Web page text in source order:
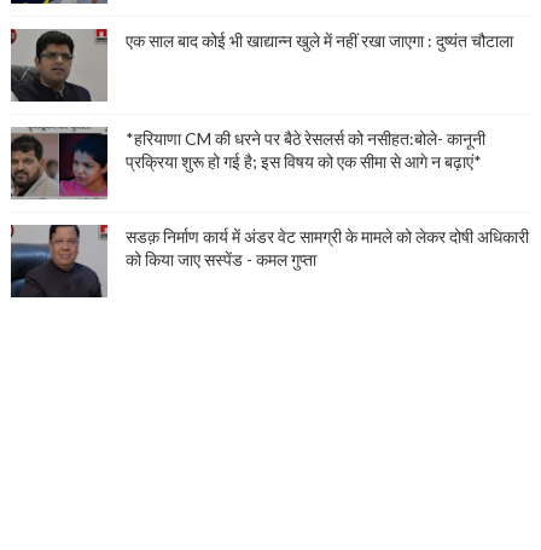
एक साल बाद कोई भी खाद्यान्न खुले में नहीं रखा जाएगा : दुष्यंत चौटाला
*हरियाणा CM की धरने पर बैठे रेसलर्स को नसीहत:बोले- कानूनी
प्रक्रिया शुरू हो गई है; इस विषय को एक सीमा से आगे न बढ़ाएं*
सडक़ निर्माण कार्य में अंडर वेट सामग्री के मामले को लेकर दोषी अधिकारी
को किया जाए सस्पेंड - कमल गुप्ता